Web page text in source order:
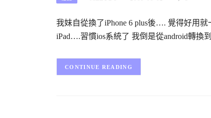
我妹自從換了iPhone 6 plus後…. 覺得好用就
iPad….習慣ios系統了 我倒是從android轉換
CONTINUE READING